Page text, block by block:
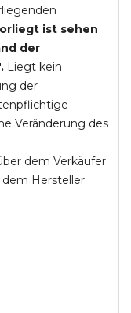
ist sehen
der
Liegt kein
der
Veränderung des
dem Verkäufer
Hersteller